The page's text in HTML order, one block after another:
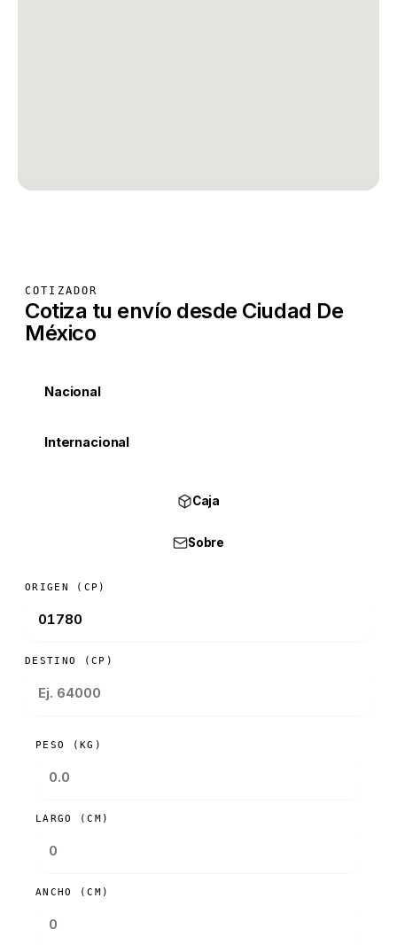
COTIZADOR
Cotiza tu envío desde Ciudad De
México
Nacional
Internacional
Caja
Sobre
ORIGEN (CP)
DESTINO (CP)
PESO (KG)
LARGO (CM)
ANCHO (CM)